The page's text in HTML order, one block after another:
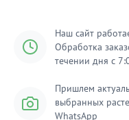
Наш сайт
Обработка
течении дня с
Пришлем
выбранных
WhatsApp